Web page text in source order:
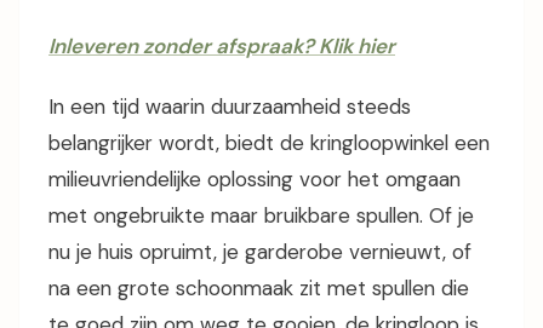
Inleveren zonder afspraak? Klik hier
In een tijd waarin duurzaamheid steeds
belangrijker wordt, biedt de kringloopwinkel een
milieuvriendelijke oplossing voor het omgaan
met ongebruikte maar bruikbare spullen. Of je
nu je huis opruimt, je garderobe vernieuwt, of
na een grote schoonmaak zit met spullen die